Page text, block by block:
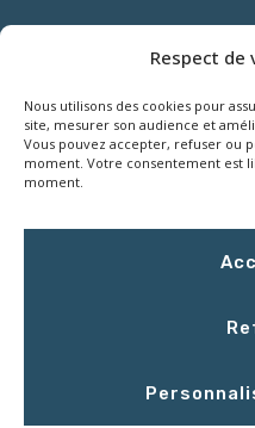
Respect de
Nous utilisons des cookies pour
site, mesurer son audience et
Vous pouvez accepter, refuser ou
moment. Votre consentement est
moment.
18 Rue Roger
Z.I. des Grouëts,
Le vendredi :